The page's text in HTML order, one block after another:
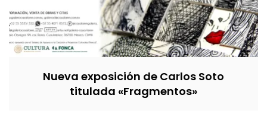
Nueva exposición de Carlos Soto
titulada «Fragmentos»